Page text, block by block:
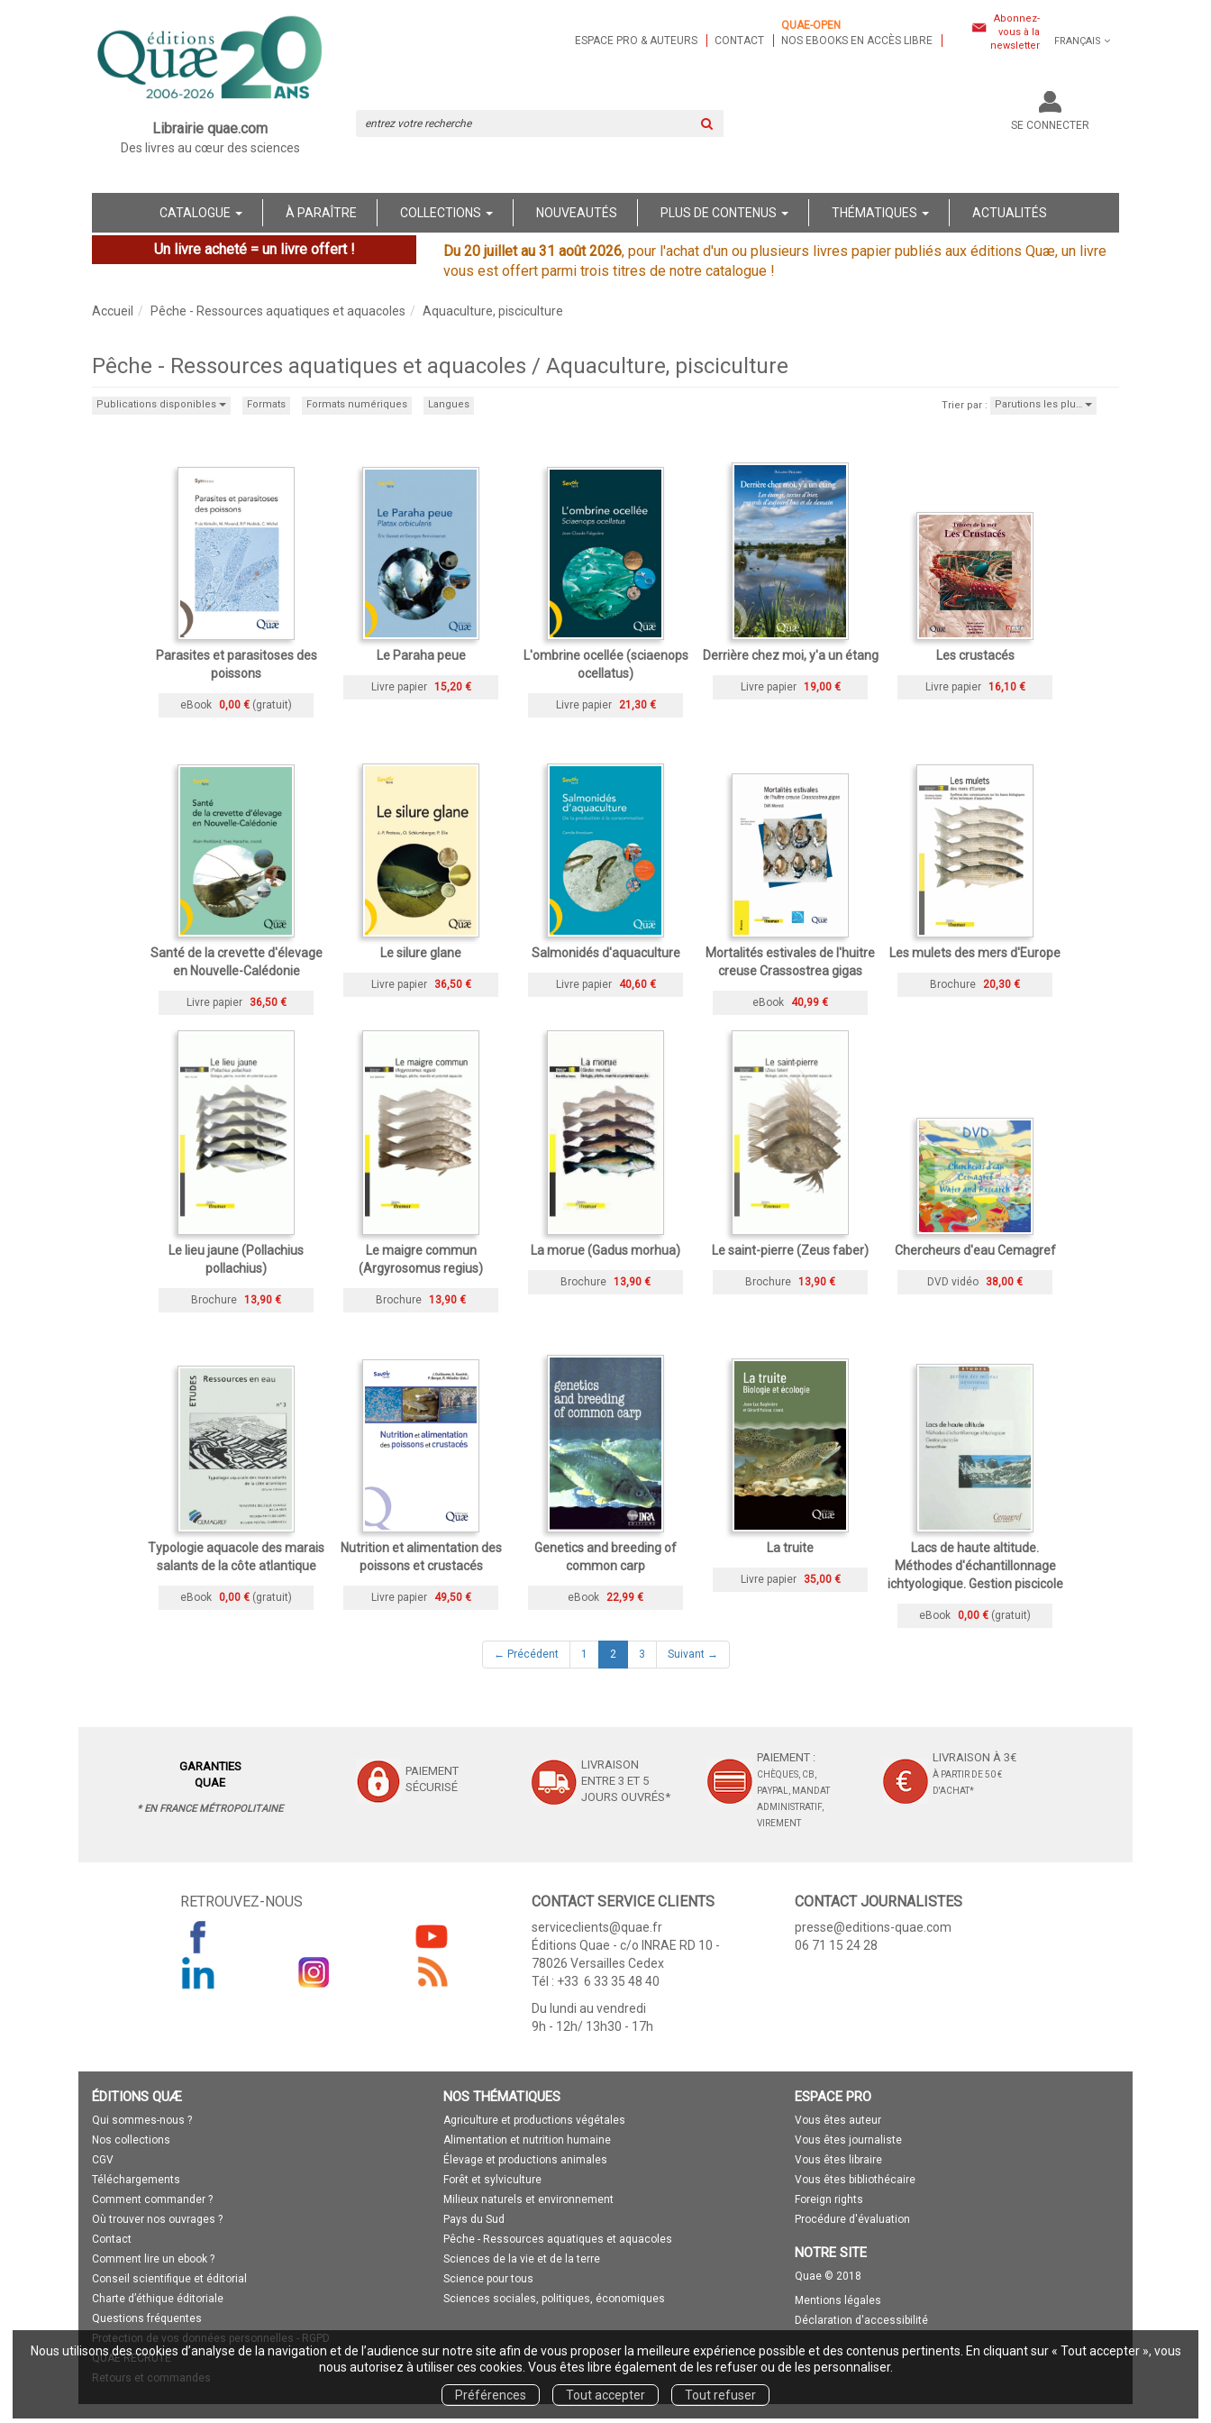
Nous utilisons des cookies d’analyse de la navigation et de l’audience sur notre site afin de vous proposer la meilleure expérience possible et des contenus pertinents. En cliquant sur « Tout accepter », vous
nous autorisez à utiliser ces cookies. Vous êtes libre également de les refuser ou de les personnaliser.
Préférences
Tout accepter Tout refuser
Librairie quae.com
Des livres au cœur des sciences
ESPACE PRO & AUTEURS CONTACT
QUAE-OPEN
NOS EBOOKS EN ACCÈS LIBRE
Abonnez-
vous à la
newsletter
FRANÇAIS
SE CONNECTER
CATALOGUE À PARAÎTRE COLLECTIONS NOUVEAUTÉS PLUS DE CONTENUS THÉMATIQUES ACTUALITÉS
Un livre acheté = un livre offert ! Du 20 juillet au 31 août 2026, pour l'achat d'un ou plusieurs livres papier publiés aux éditions Quæ, un livre
vous est offert parmi trois titres de notre catalogue !
Accueil Pêche - Ressources aquatiques et aquacoles Aquaculture, pisciculture
Pêche - Ressources aquatiques et aquacoles / Aquaculture, pisciculture
Publications disponibles Formats Formats numériques Langues Trier par : Parutions les plu…
Parasites et parasitoses des
poissons
eBook 0,00 € (gratuit)
Le Paraha peue
Livre papier 15,20 €
L'ombrine ocellée (sciaenops
ocellatus)
Livre papier 21,30 €
Derrière chez moi, y'a un étang
Livre papier 19,00 €
Les crustacés
Livre papier 16,10 €
Santé de la crevette d'élevage
en Nouvelle-Calédonie
Livre papier 36,50 €
Le silure glane
Livre papier 36,50 €
Salmonidés d'aquaculture
Livre papier 40,60 €
Mortalités estivales de l'huitre
creuse Crassostrea gigas
eBook 40,99 €
Les mulets des mers d'Europe
Brochure 20,30 €
Le lieu jaune (Pollachius
pollachius)
Brochure 13,90 €
Le maigre commun
(Argyrosomus regius)
Brochure 13,90 €
La morue (Gadus morhua)
Brochure 13,90 €
Le saint-pierre (Zeus faber)
Brochure 13,90 €
Chercheurs d'eau Cemagref
DVD vidéo 38,00 €
Typologie aquacole des marais
salants de la côte atlantique
eBook 0,00 € (gratuit)
Nutrition et alimentation des
poissons et crustacés
Livre papier 49,50 €
Genetics and breeding of
common carp
eBook 22,99 €
La truite
Livre papier 35,00 €
Lacs de haute altitude.
Méthodes d'échantillonnage
ichtyologique. Gestion piscicole
eBook 0,00 € (gratuit)
← Précédent 1 2(current)
3 Suivant →
GARANTIES
QUAE
* EN FRANCE MÉTROPOLITAINE
PAIEMENT
SÉCURISÉ
LIVRAISON
ENTRE 3 ET 5
JOURS OUVRÉS*
PAIEMENT :
CHÈQUES, CB,
PAYPAL, MANDAT
ADMINISTRATIF,
VIREMENT
LIVRAISON À 3€
À PARTIR DE 50 €
D'ACHAT*
RETROUVEZ-NOUS CONTACT SERVICE CLIENTS
serviceclients@quae.fr
Éditions Quae - c/o INRAE RD 10 -
78026 Versailles Cedex
Tél : +33 6 33 35 48 40
Du lundi au vendredi
9h - 12h/ 13h30 - 17h
CONTACT JOURNALISTES
presse@editions-quae.com
06 71 15 24 28
ÉDITIONS QUÆ
Qui sommes-nous ?
Nos collections
CGV
Téléchargements
Comment commander ?
Où trouver nos ouvrages ?
Contact
Comment lire un ebook ?
Conseil scientifique et éditorial
Charte d’éthique éditoriale
Questions fréquentes
Protection de vos données personnelles - RGPD
QUAE RECRUTE
Retours et commandes
NOS THÉMATIQUES
Agriculture et productions végétales
Alimentation et nutrition humaine
Élevage et productions animales
Forêt et sylviculture
Milieux naturels et environnement
Pays du Sud
Pêche - Ressources aquatiques et aquacoles
Sciences de la vie et de la terre
Science pour tous
Sciences sociales, politiques, économiques
ESPACE PRO
Vous êtes auteur
Vous êtes journaliste
Vous êtes libraire
Vous êtes bibliothécaire
Foreign rights
Procédure d'évaluation
NOTRE SITE
Quae © 2018
Mentions légales
Déclaration d'accessibilité